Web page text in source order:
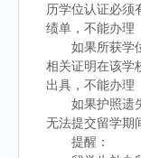
历学位认证必须
绩单，不能办理
如果所获学位
相关证明在该学
出具，不能办理
如果护照遗失
无法提交留学期
提醒：